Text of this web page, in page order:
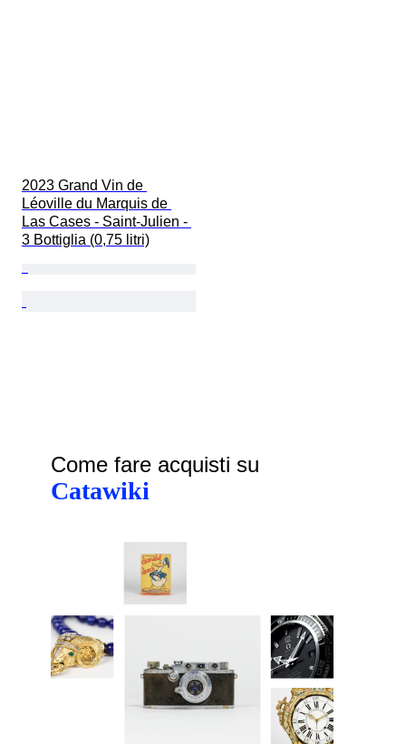
2023 Grand Vin de
Léoville du Marquis de
Las Cases - Saint-Julien -
3 Bottiglia (0,75 litri)
Come fare acquisti su
Catawiki